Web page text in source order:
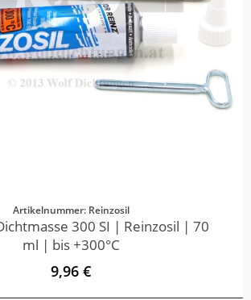
Artikelnummer: Reinzosil
300 SI | Reinzosil | 70
ml | bis +300°C
9,96 €